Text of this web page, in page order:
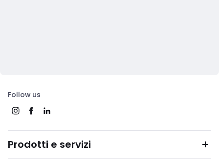
Follow us
Prodotti e servizi